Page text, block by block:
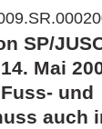
SP/
Mai
und
auch